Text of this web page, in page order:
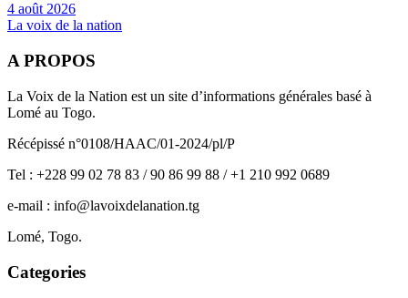
4 août 2026
La voix de la nation
A PROPOS
La Voix de la Nation est un site d’informations générales basé à
Lomé au Togo.
Récépissé n°0108/HAAC/01-2024/pl/P
Tel : +228 99 02 78 83 / 90 86 99 88 / +1 210 992 0689
e-mail : info@lavoixdelanation.tg
Lomé, Togo.
Categories